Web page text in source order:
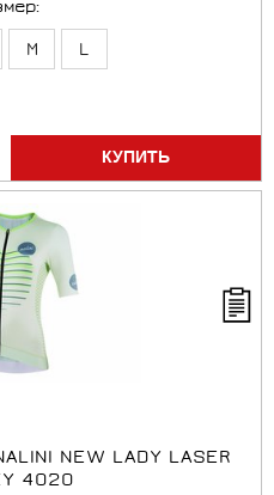
M L
NEW LADY LASER
4020